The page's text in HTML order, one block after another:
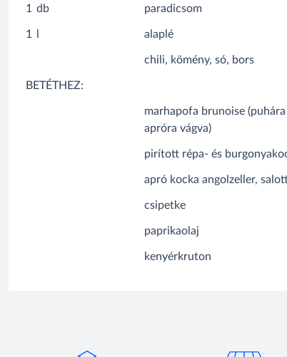
1 db paradicsom
1 alaplé
chili, kömény, só, bors
BETÉTHEZ:
marhapofa brunoise
apróra vágva)
pirított répa- és
apró kocka angolzeller,
csipetke
paprikaolaj
kenyérkruton